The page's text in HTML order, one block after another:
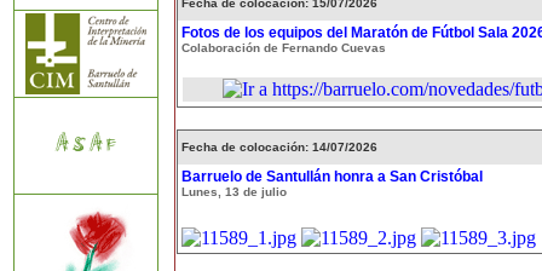
Fecha de colocación: 15/07/2026
Fotos de los equipos del Maratón de Fútbol Sala
Colaboración de Fernando Cuevas
Fecha de colocación: 14/07/2026
Barruelo de Santullán honra a San Cristóbal
Lunes, 13 de julio